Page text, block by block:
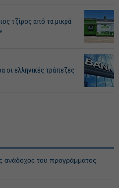
τζίρος από τα μικρά
οι ελληνικές τράπεζες
ανάδοχος του προγράμματος